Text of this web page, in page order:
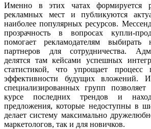
Именно в этих чатах формируется
рекламных мест и публикуются
наиболее популярных ресурсов.
прозрачность в вопросах купли-
помогает рекламодателям выбирать
партнеров для сотрудничества.
делятся там кейсами успешных
статистикой, что упрощает процесс
эффективности будущих вложений.
специализированных групп позволяет
курсе последних трендов и
предложения, которые недоступны в
делает систему максимально
маркетологов, так и для новичков.